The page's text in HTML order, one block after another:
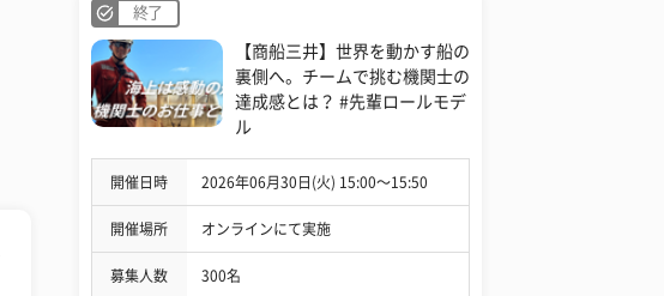
終了
【商船三井】世界を動かす船の
裏側へ。チームで挑む機関士の
達成感とは？ #先輩ロールモデ
ル
開催日時 2026年06月30日(火) 15:00〜15:50
開催場所 オンラインにて実施
募集人数 300名